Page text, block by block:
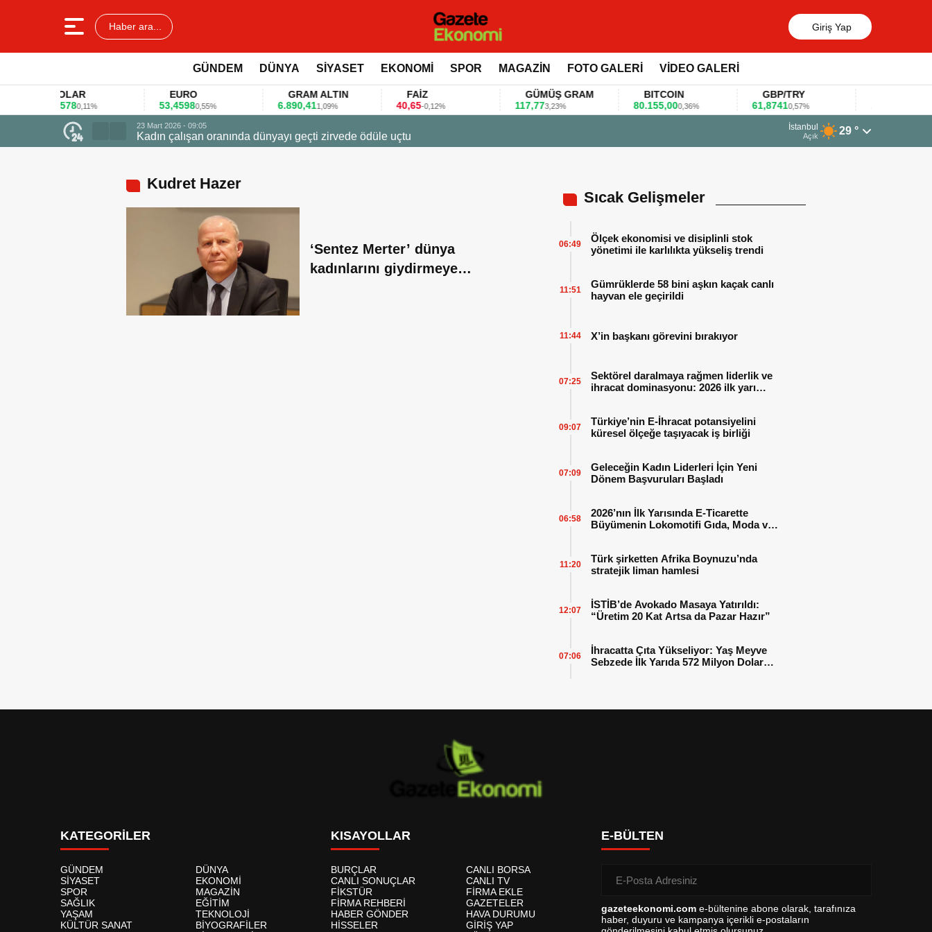
Haber ara... Giriş Yap
GÜNDEM DÜNYA SİYASET EKONOMİ SPOR MAGAZİN FOTO GALERİ VİDEO GALERİ
DOLAR
0,11%
EURO
53,45980,55%
GRAM ALTIN
6.890,411,09%
40,65-0,12%
GÜMÜŞ GRAM
117,773,23%
BITCOIN
80.155,000,36%
GBP/TRY
61,87410,57%
23 Mart 2026 - 09:05
Kadın çalışan oranında dünyayı geçti zirvede ödüle uçtu Firmalar gıda fuarlarını bu anket ile değerlendirdi
İstanbul
Açık 29 °
Kudret Hazer
‘Sentez Merter’ dünya
kadınlarını giydirmeye
Sıcak Gelişmeler
Ölçek ekonomisi ve disiplinli stok
yönetimi ile karlılıkta yükseliş trendi
06:49
Gümrüklerde 58 bini aşkın kaçak canlı
hayvan ele geçirildi
11:51
X’in başkanı görevini bırakıyor
11:44
Sektörel daralmaya rağmen liderlik ve
ihracat dominasyonu: 2026 ilk yarı
07:25
Türkiye’nin E-İhracat potansiyelini
küresel ölçeğe taşıyacak iş birliği
09:07
Geleceğin Kadın Liderleri İçin Yeni
Dönem Başvuruları Başladı
07:09
2026’nın İlk Yarısında E-Ticarette
Büyümenin Lokomotifi Gıda, Moda ve
06:58
Türk şirketten Afrika Boynuzu’nda
stratejik liman hamlesi
11:20
İSTİB’de Avokado Masaya Yatırıldı:
“Üretim 20 Kat Artsa da Pazar Hazır”
12:07
İhracatta Çıta Yükseliyor: Yaş Meyve
Sebzede İlk Yarıda 572 Milyon Dolar
07:06
KATEGORİLER
GÜNDEM
DÜNYA
SİYASET
EKONOMİ
SPOR
MAGAZİN
SAĞLIK
EĞİTİM
YAŞAM
TEKNOLOJİ
KÜLTÜR SANAT
BİYOGRAFİLER
KISAYOLLAR
BURÇLAR
CANLI BORSA
CANLI SONUÇLAR
CANLI TV
FİKSTÜR
FİRMA EKLE
FİRMA REHBERİ
GAZETELER
HABER GÖNDER
HAVA DURUMU
HİSSELER
GİRİŞ YAP
E-BÜLTEN
gazeteekonomi.com e-bültenine abone olarak, tarafınıza
haber, duyuru ve kampanya içerikli e-postaların